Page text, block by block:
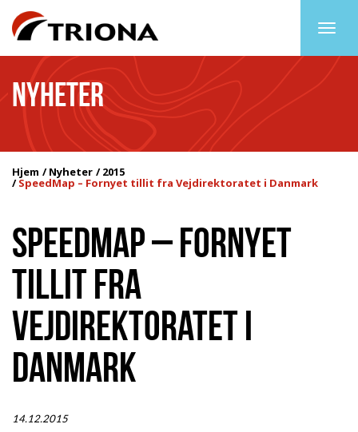
NYHETER
Hjem Nyheter 2015
SpeedMap – Fornyet tillit fra Vejdirektoratet i Danmark
SPEEDMAP – FORNYET
TILLIT FRA
VEJDIREKTORATET I
DANMARK
14.12.2015